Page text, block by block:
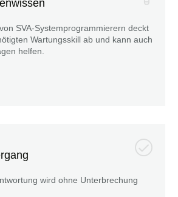
SVA-Systemprogrammierern deckt
Wartungsskill ab und kann auch
helfen.
wird ohne Unterbrechung